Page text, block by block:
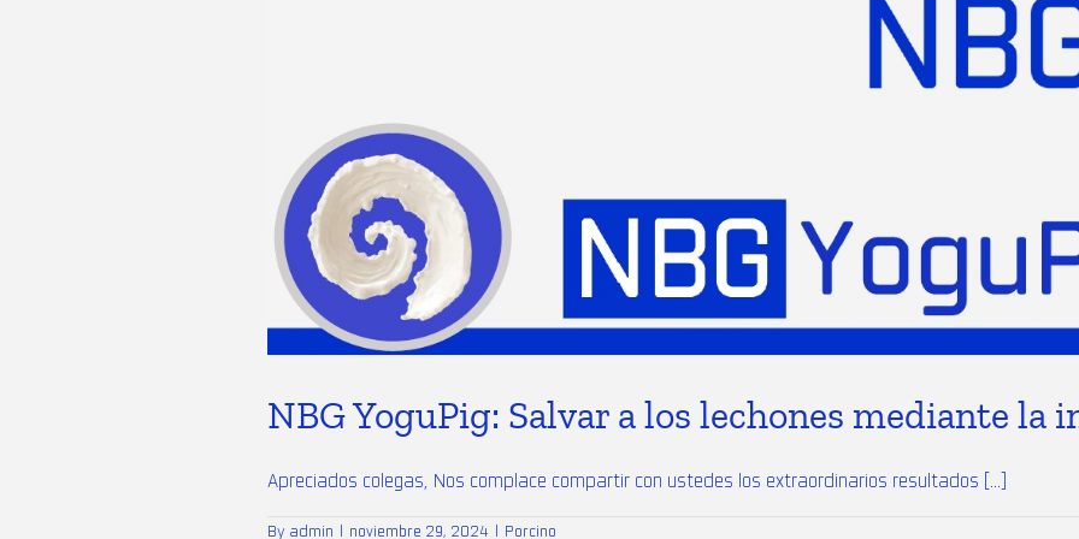
NBG YoguPig: Salvar a los lechones mediante
Apreciados colegas, Nos complace compartir con ustedes los extraordinarios resultados [...]
By admin noviembre 29, 2024 Porcino